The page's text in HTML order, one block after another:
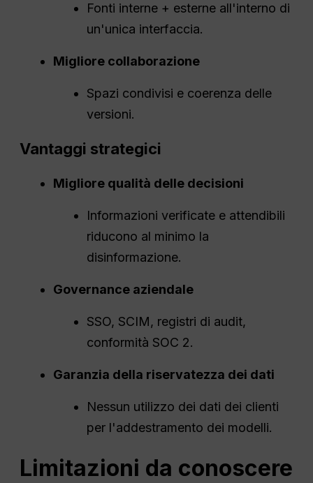
Fonti interne + esterne all'interno di
un'unica interfaccia.
Migliore collaborazione
Spazi condivisi e coerenza delle
versioni.
Vantaggi strategici
Migliore qualità delle decisioni
Informazioni verificate e attendibili
riducono al minimo la
disinformazione.
Governance aziendale
SSO, SCIM, registri di audit,
conformità SOC 2.
Garanzia della riservatezza dei dati
Nessun utilizzo dei dati dei clienti
per l'addestramento dei modelli.
Limitazioni da conoscere